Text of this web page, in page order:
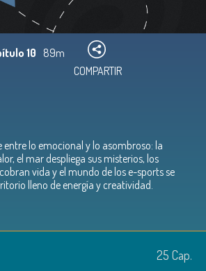
10 89m
COMPARTIR
entre lo emocional y lo asombroso: la
el mar despliega sus misterios, los
vida y el mundo de los e-sports se
lleno de energía y creatividad.
25 Cap.